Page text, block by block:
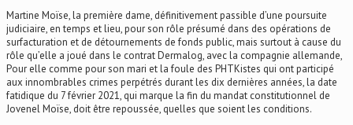
Martine Moïse, la première dame, définitivement passible d’une poursuite
judiciaire, en temps et lieu, pour son rôle présumé dans des opérations de
surfacturation et de détournements de fonds public, mais surtout à cause du
rôle qu’elle a joué dans le contrat Dermalog, avec la compagnie allemande,
Pour elle comme pour son mari et la foule des PHTKistes qui ont participé
aux innombrables crimes perpétrés durant les dix dernières années, la date
fatidique du 7 février 2021, qui marque la fin du mandat constitutionnel de
Jovenel Moïse, doit être repoussée, quelles que soient les conditions.